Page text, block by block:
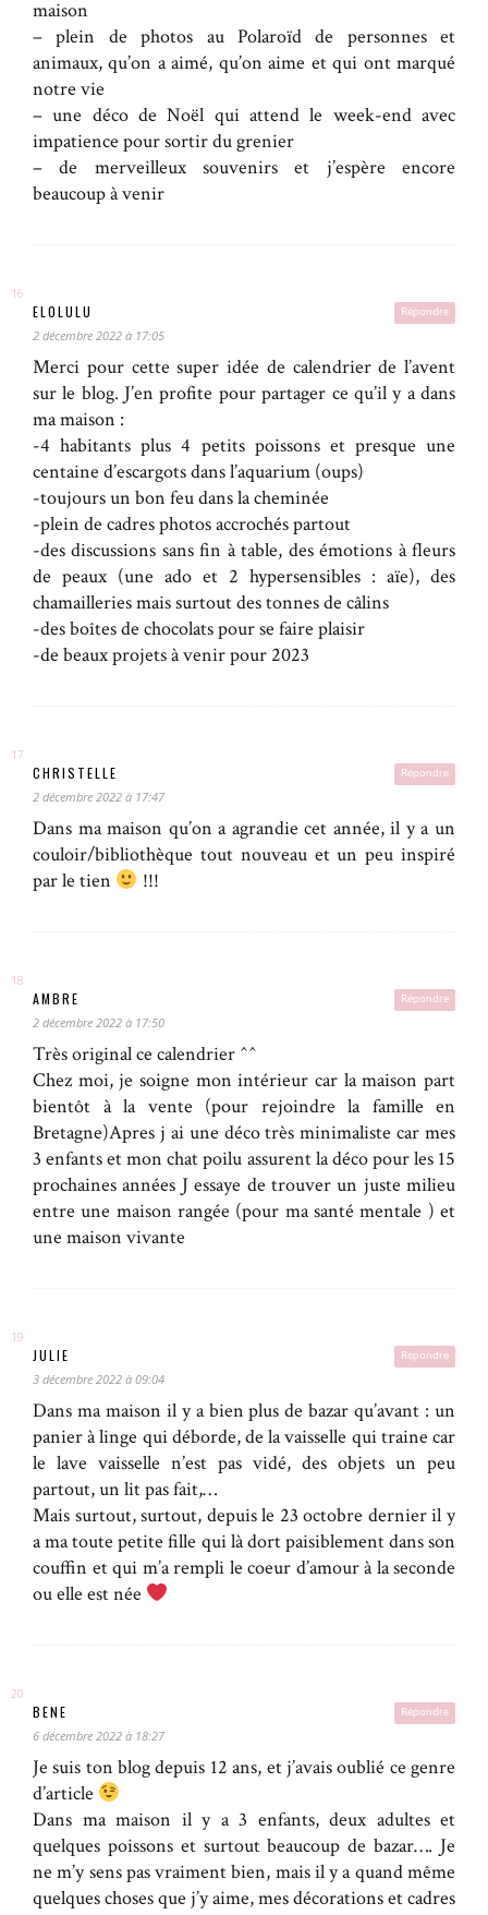
maison
– plein de photos au Polaroïd de personnes et
animaux, qu’on a aimé, qu’on aime et qui ont marqué
notre vie
– une déco de Noël qui attend le week-end avec
impatience pour sortir du grenier
– de merveilleux souvenirs et j’espère encore
beaucoup à venir
Répondre
ELOLULU
2 décembre 2022 à 17:05
Merci pour cette super idée de calendrier de l’avent
sur le blog. J’en profite pour partager ce qu’il y a dans
ma maison :
-4 habitants plus 4 petits poissons et presque une
centaine d’escargots dans l’aquarium (oups)
-toujours un bon feu dans la cheminée
-plein de cadres photos accrochés partout
-des discussions sans fin à table, des émotions à fleurs
de peaux (une ado et 2 hypersensibles : aïe), des
chamailleries mais surtout des tonnes de câlins
-des boîtes de chocolats pour se faire plaisir
-de beaux projets à venir pour 2023
Répondre
CHRISTELLE
2 décembre 2022 à 17:47
Dans ma maison qu’on a agrandie cet année, il y a un
couloir/bibliothèque tout nouveau et un peu inspiré
par le tien
!!!
Répondre
AMBRE
2 décembre 2022 à 17:50
Très original ce calendrier ^^
Chez moi, je soigne mon intérieur car la maison part
bientôt à la vente (pour rejoindre la famille en
Bretagne)Apres j ai une déco très minimaliste car mes
3 enfants et mon chat poilu assurent la déco pour les 15
prochaines années J essaye de trouver un juste milieu
entre une maison rangée (pour ma santé mentale ) et
une maison vivante
Répondre
JULIE
3 décembre 2022 à 09:04
Dans ma maison il y a bien plus de bazar qu’avant : un
panier à linge qui déborde, de la vaisselle qui traine car
le lave vaisselle n’est pas vidé, des objets un peu
partout, un lit pas fait,…
Mais surtout, surtout, depuis le 23 octobre dernier il y
a ma toute petite fille qui là dort paisiblement dans son
couffin et qui m’a rempli le coeur d’amour à la seconde
ou elle est née
Répondre
BENE
6 décembre 2022 à 18:27
Je suis ton blog depuis 12 ans, et j’avais oublié ce genre
d’article
Dans ma maison il y a 3 enfants, deux adultes et
quelques poissons et surtout beaucoup de bazar…. Je
ne m’y sens pas vraiment bien, mais il y a quand même
quelques choses que j’y aime, mes décorations et cadres